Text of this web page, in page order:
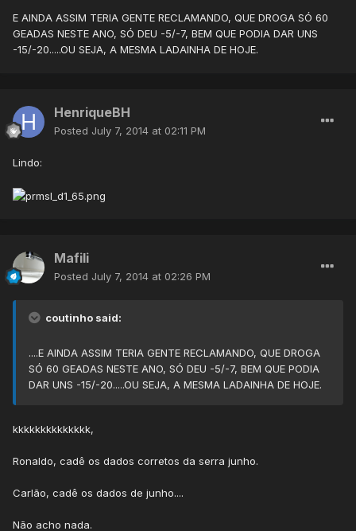
E AINDA ASSIM TERIA GENTE RECLAMANDO, QUE DROGA SÓ 60
GEADAS NESTE ANO, SÓ DEU -5/-7, BEM QUE PODIA DAR UNS
-15/-20.....OU SEJA, A MESMA LADAINHA DE HOJE.
HenriqueBH
Posted July 7, 2014 at 02:11 PM
Lindo:
Mafili
Posted July 7, 2014 at 02:26 PM
coutinho said:
....E AINDA ASSIM TERIA GENTE RECLAMANDO, QUE DROGA
SÓ 60 GEADAS NESTE ANO, SÓ DEU -5/-7, BEM QUE PODIA
DAR UNS -15/-20.....OU SEJA, A MESMA LADAINHA DE HOJE.
kkkkkkkkkkkkkk,
Ronaldo, cadê os dados corretos da serra junho.
Carlão, cadê os dados de junho....
Não acho nada.